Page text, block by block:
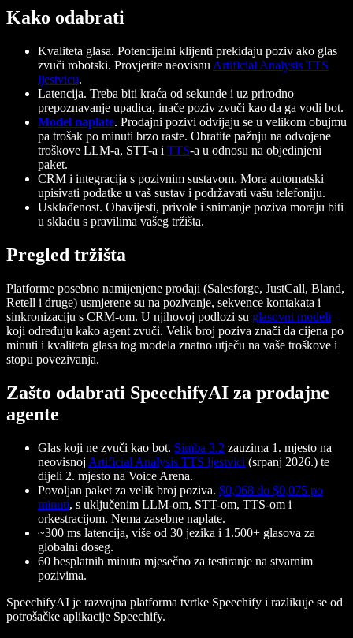
Kako odabrati
Kvaliteta glasa. Potencijalni klijenti prekidaju poziv ako glas
zvuči robotski. Provjerite neovisnu Artificial Analysis TTS
ljestvicu.
Latencija. Treba biti kraća od sekunde i uz prirodno
prepoznavanje upadica, inače poziv zvuči kao da ga vodi bot.
Model naplate. Prodajni pozivi odvijaju se u velikom obujmu
pa trošak po minuti brzo raste. Obratite pažnju na odvojene
troškove LLM-a, STT-a i TTS-a u odnosu na objedinjeni
paket.
CRM i integracija s pozivnim sustavom. Mora automatski
upisivati podatke u vaš sustav i podržavati vašu telefoniju.
Usklađenost. Obavijesti, privole i snimanje poziva moraju biti
u skladu s pravilima vašeg tržišta.
Pregled tržišta
Platforme posebno namijenjene prodaji (Salesforge, JustCall, Bland,
Retell i druge) usmjerene su na pozivanje, sekvence kontakata i
sinkronizaciju s CRM-om. U njihovoj podlozi su glasovni modeli
koji određuju kako agent zvuči. Velik broj poziva znači da cijena po
minuti i kvaliteta glasa tog modela znatno utječu na vaše troškove i
stopu povezivanja.
Zašto odabrati SpeechifyAI za prodajne
agente
Glas koji ne zvuči kao bot. Simba 3.2 zauzima 1. mjesto na
neovisnoj Artificial Analysis TTS ljestvici (srpanj 2026.) te
dijeli 2. mjesto na Voice Arena.
Povoljan paket za velik broj poziva. $0,068 do $0,075 po
minuti, s uključenim LLM-om, STT-om, TTS-om i
orkestracijom. Nema zasebne naplate.
~300 ms latencija, više od 30 jezika i 1.500+ glasova za
globalni doseg.
60 besplatnih minuta mjesečno za testiranje na stvarnim
pozivima.
SpeechifyAI je razvojna platforma tvrtke Speechify i razlikuje se od
potrošačke aplikacije Speechify.